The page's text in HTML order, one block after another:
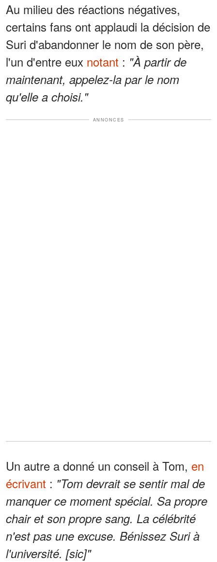
Au milieu des réactions négatives,
certains fans ont applaudi la décision de
Suri d'abandonner le nom de son père,
l'un d'entre eux notant : "À partir de
maintenant, appelez-la par le nom
qu'elle a choisi."
ANNONCES
Un autre a donné un conseil à Tom, en
écrivant : "Tom devrait se sentir mal de
manquer ce moment spécial. Sa propre
chair et son propre sang. La célébrité
n'est pas une excuse. Bénissez Suri à
l'université. [sic]"